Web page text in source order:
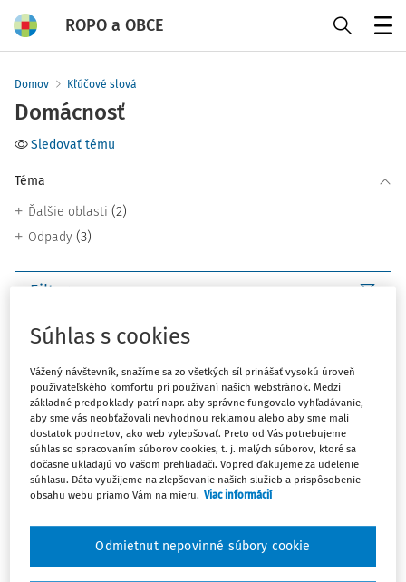
ROPO a OBCE
Domov Kľúčové slová
Domácnosť
Sledovať tému
Téma
Ďalšie oblasti (2)
Odpady (3)
Filter
Počet vyhľadaných dokumentov:
Zoradiť podľa:
Najnovšie Najstaršie
ČLÁNKY
Recyklácia olejov a mastí z domácností
Príspevok sa venuje problematike nakladania s
použitými kuchynskými olejmi a tukmi z domácností, a to
z environmentálneho aj právneho hľadiska. Analyzuje
negatívne dôsledky nesprávnej likvidácie uvedených
Súhlas s cookies
Vážený návštevník, snažíme sa zo všetkých síl prinášať vysokú úroveň
používateľského komfortu pri používaní našich webstránok. Medzi
základné predpoklady patrí napr. aby správne fungovalo vyhľadávanie,
aby sme vás neobťažovali nevhodnou reklamou alebo aby sme mali
dostatok podnetov, ako web vylepšovať. Preto od Vás potrebujeme
súhlas so spracovaním súborov cookies, t. j. malých súborov, ktoré sa
dočasne ukladajú vo vašom prehliadači. Vopred ďakujeme za udelenie
súhlasu. Dáta využijeme na zlepšovanie našich služieb a prispôsobenie
obsahu webu priamo Vám na mieru. Viac informácií
Odmietnut nepovinné súbory cookie